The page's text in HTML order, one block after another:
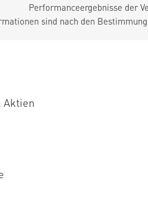
Performanceergebnisse der
sind nach den
Aktien